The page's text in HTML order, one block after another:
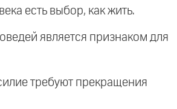
есть выбор, как жить.
является признаком для
требуют прекращения